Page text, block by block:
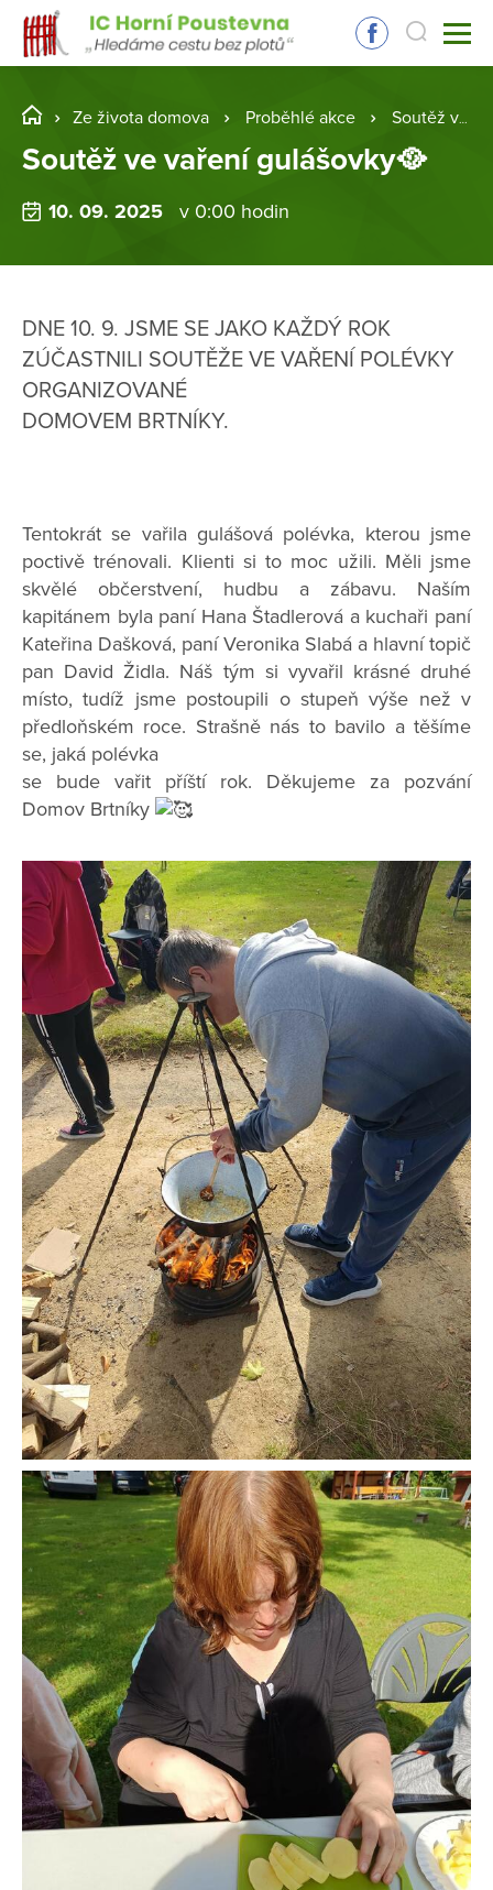
Ze života domova Proběhlé akce Soutěž ve vaření gulášovky🥘
Soutěž ve vaření gulášovky🥘
10. 09. 2025 v 0:00 hodin
DNE 10. 9. JSME SE JAKO KAŽDÝ ROK
ZÚČASTNILI SOUTĚŽE VE VAŘENÍ POLÉVKY
ORGANIZOVANÉ
DOMOVEM BRTNÍKY.
Tentokrát se vařila gulášová polévka, kterou jsme
poctivě trénovali. Klienti si to moc užili. Měli jsme
skvělé občerstvení, hudbu a zábavu. Naším
kapitánem byla paní Hana Štadlerová a kuchaři paní
Kateřina Dašková, paní Veronika Slabá a hlavní topič
pan David Židla. Náš tým si vyvařil krásné druhé
místo, tudíž jsme postoupili o stupeň výše než v
předloňském roce. Strašně nás to bavilo a těšíme
se, jaká polévka
se bude vařit příští rok. Děkujeme za pozvání
Domov Brtníky